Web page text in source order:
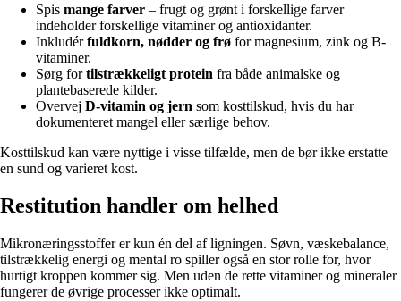
Spis mange farver – frugt og grønt i forskellige farver
indeholder forskellige vitaminer og antioxidanter.
Inkludérfuldkorn, nødder og frø for magnesium, zink og B-
vitaminer.
Sørg fortilstrækkeligt protein fra både animalske og
plantebaserede kilder.
Overvej D-vitamin og jern som kosttilskud, hvis du har
dokumenteret mangel eller særlige behov.
Kosttilskud kan være nyttige i visse tilfælde, men de bør ikke erstatte
en sund og varieret kost.
Restitution handler om helhed
Mikronæringsstoffer er kun én del af ligningen. Søvn, væskebalance,
tilstrækkelig energi og mental ro spiller også en stor rolle for, hvor
hurtigt kroppen kommer sig. Men uden de rette vitaminer og mineraler
fungerer de øvrige processer ikke optimalt.